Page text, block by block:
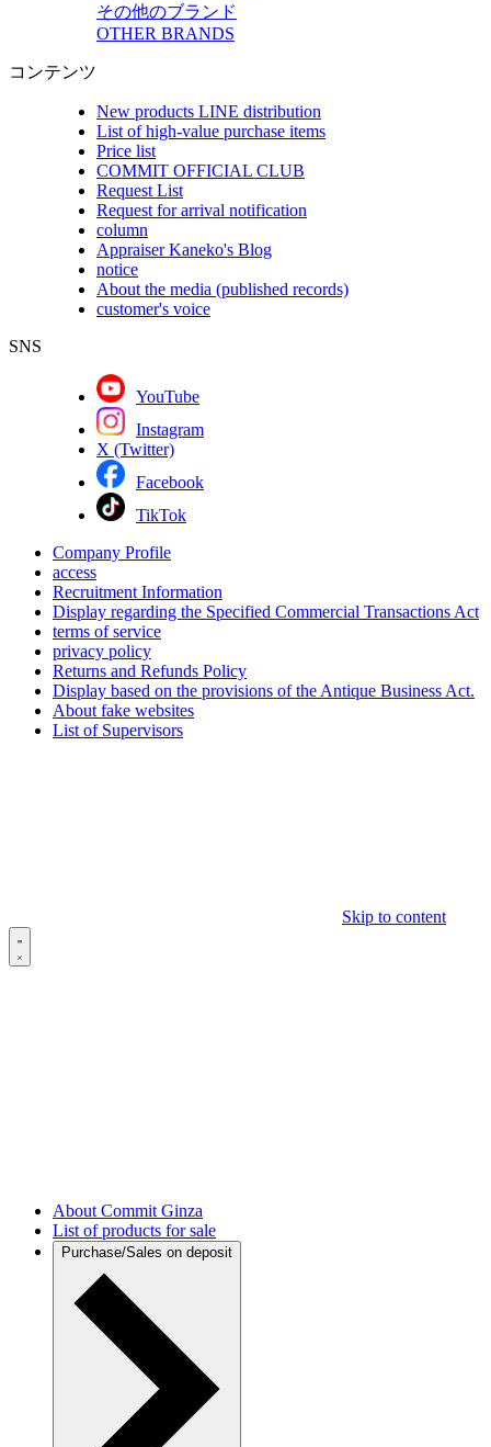
その他のブランド
OTHER BRANDS
コンテンツ
New products LINE distribution
List of high-value purchase items
Price list
COMMIT OFFICIAL CLUB
Request List
Request for arrival notification
column
Appraiser Kaneko's Blog
notice
About the media (published records)
customer's voice
SNS
YouTube
Instagram
X (Twitter)
Facebook
TikTok
Company Profile
access
Recruitment Information
Display regarding the Specified Commercial Transactions Act
terms of service
privacy policy
Returns and Refunds Policy
Display based on the provisions of the Antique Business Act.
About fake websites
List of Supervisors
Skip to content
About Commit Ginza
List of products for sale
Purchase/Sales on deposit